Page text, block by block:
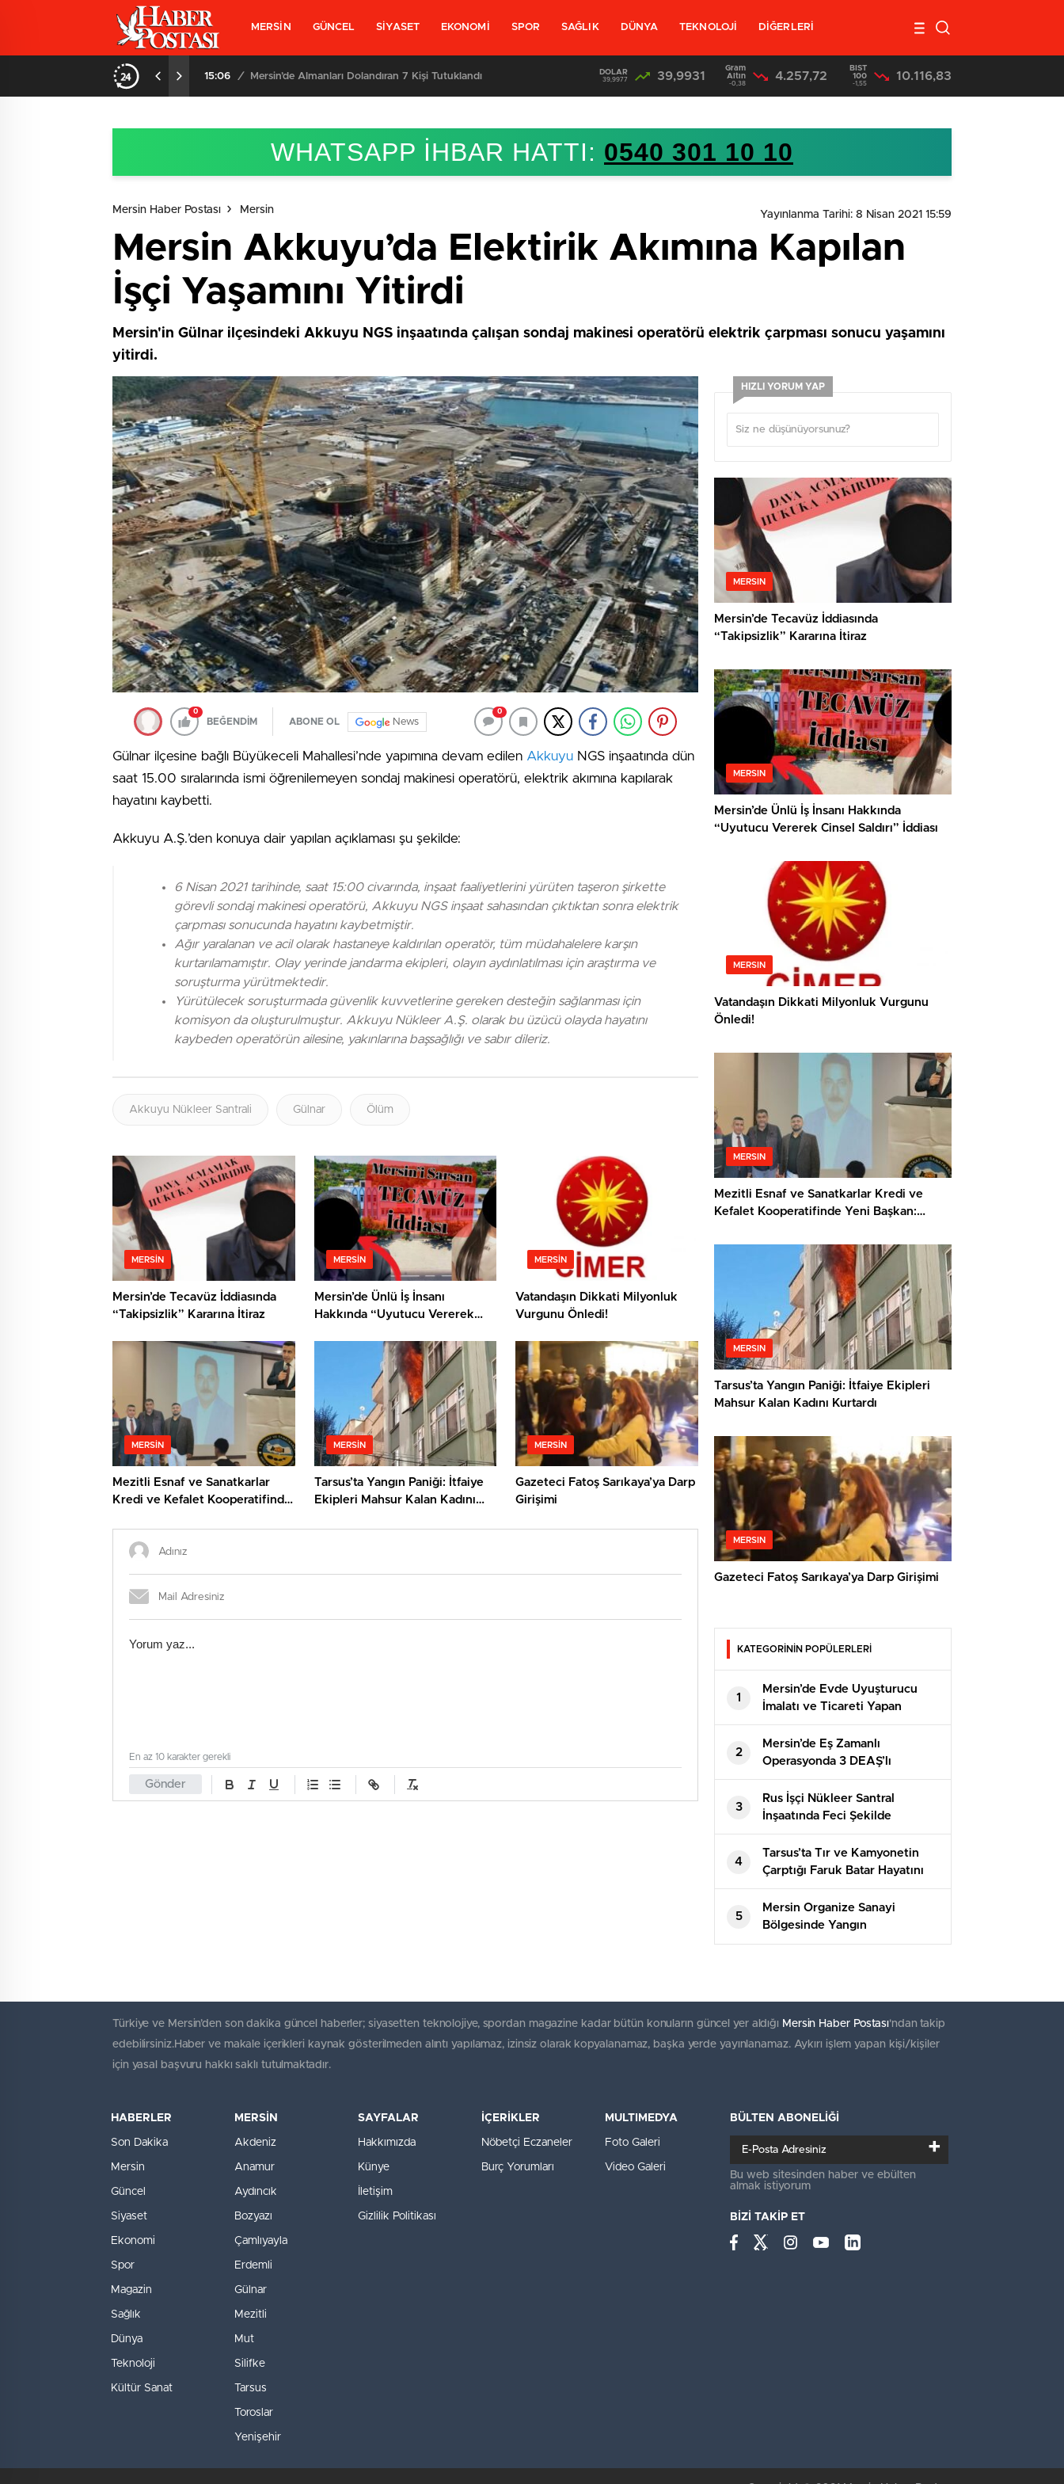
MERSİN GÜNCEL SİYASET EKONOMİ SPOR SAĞLIK DÜNYA TEKNOLOJİ DİĞERLERİ
15:06 / Mersin’de Almanları Dolandıran 7 Kişi Tutuklandı 17:36 / Mersin’de Uyuşturucu Satıcılarına Operasyon 3 Tutuklama
DOLAR
39,9977 39,9931
Gram
Altın
-0,38
4.257,72
BIST
100
-1,55
10.116,83
WHATSAPP İHBAR HATTI: 0540 301 10 10
Mersin Haber Postası Mersin Yayınlanma Tarihi: 8 Nisan 2021 15:59
Mersin Akkuyu’da Elektirik Akımına Kapılan
İşçi Yaşamını Yitirdi
Mersin'in Gülnar ilçesindeki Akkuyu NGS inşaatında çalışan sondaj makinesi operatörü elektrik çarpması sonucu yaşamını
yitirdi.
0
BEĞENDİM ABONE OL News
0
Gülnar ilçesine bağlı Büyükeceli Mahallesi’nde yapımına devam edilen Akkuyu NGS inşaatında dün
saat 15.00 sıralarında ismi öğrenilemeyen sondaj makinesi operatörü, elektrik akımına kapılarak
hayatını kaybetti.
Akkuyu A.Ş.’den konuya dair yapılan açıklaması şu şekilde:
6 Nisan 2021 tarihinde, saat 15:00 civarında, inşaat faaliyetlerini yürüten taşeron şirkette
görevli sondaj makinesi operatörü, Akkuyu NGS inşaat sahasından çıktıktan sonra elektrik
çarpması sonucunda hayatını kaybetmiştir.
Ağır yaralanan ve acil olarak hastaneye kaldırılan operatör, tüm müdahalelere karşın
kurtarılamamıştır. Olay yerinde jandarma ekipleri, olayın aydınlatılması için araştırma ve
soruşturma yürütmektedir.
Yürütülecek soruşturmada güvenlik kuvvetlerine gereken desteğin sağlanması için
komisyon da oluşturulmuştur. Akkuyu Nükleer A.Ş. olarak bu üzücü olayda hayatını
kaybeden operatörün ailesine, yakınlarına başsağlığı ve sabır dileriz.
Akkuyu Nükleer Santrali Gülnar Ölüm
MERSIN
Mersin’de Tecavüz İddiasında
“Takipsizlik” Kararına İtiraz
MERSIN
Mersin’de Ünlü İş İnsanı
Hakkında “Uyutucu Vererek
MERSIN
Vatandaşın Dikkati Milyonluk
Vurgunu Önledi!
MERSIN
Mezitli Esnaf ve Sanatkarlar
Kredi ve Kefalet Kooperatifinde
MERSIN
Tarsus’ta Yangın Paniği: İtfaiye
Ekipleri Mahsur Kalan Kadını
MERSIN
Gazeteci Fatoş Sarıkaya’ya Darp
Girişimi
Gönder
En az 10 karakter gerekli
HIZLI YORUM YAP
MERSIN
Mersin’de Tecavüz İddiasında
“Takipsizlik” Kararına İtiraz
MERSIN
Mersin’de Ünlü İş İnsanı Hakkında
“Uyutucu Vererek Cinsel Saldırı” İddiası
MERSIN
Vatandaşın Dikkati Milyonluk Vurgunu
Önledi!
MERSIN
Mezitli Esnaf ve Sanatkarlar Kredi ve
Kefalet Kooperatifinde Yeni Başkan:
MERSIN
Tarsus’ta Yangın Paniği: İtfaiye Ekipleri
Mahsur Kalan Kadını Kurtardı
MERSIN
Gazeteci Fatoş Sarıkaya’ya Darp Girişimi
KATEGORİNİN POPÜLERLERİ
1
Mersin’de Evde Uyuşturucu
İmalatı ve Ticareti Yapan
Şahısa Suçüstü
2
Mersin’de Eş Zamanlı
Operasyonda 3 DEAŞ’lı
Yakalandı
3
Rus İşçi Nükleer Santral
İnşaatında Feci Şekilde
Hayatını Kaybetti
4
Tarsus’ta Tır ve Kamyonetin
Çarptığı Faruk Batar Hayatını
Kaybetti
5
Mersin Organize Sanayi
Bölgesinde Yangın
Türkiye ve Mersin’den son dakika güncel haberler; siyasetten teknolojiye, spordan magazine kadar bütün konuların güncel yer aldığı Mersin Haber Postası'ndan takip
edebilirsiniz.Haber ve makale içerikleri kaynak gösterilmeden alıntı yapılamaz, izinsiz olarak kopyalanamaz, başka yerde yayınlanamaz. Aykırı işlem yapan kişi/kişiler
için yasal başvuru hakkı saklı tutulmaktadır.
HABERLER
Son Dakika
Mersin
Güncel
Siyaset
Ekonomi
Spor
Magazin
Sağlık
Dünya
Teknoloji
Kültür Sanat
MERSİN
Akdeniz
Anamur
Aydıncık
Bozyazı
Çamlıyayla
Erdemli
Gülnar
Mezitli
Mut
Silifke
Tarsus
Toroslar
Yenişehir
SAYFALAR
Hakkımızda
Künye
İletişim
Gizlilik Politikası
İÇERİKLER
Nöbetçi Eczaneler
Burç Yorumları
MULTIMEDYA
Foto Galeri
Video Galeri
BÜLTEN ABONELİĞİ
+
Bu web sitesinden haber ve ebülten
almak istiyorum
BİZİ TAKİP ET